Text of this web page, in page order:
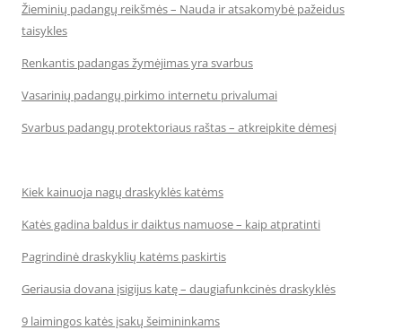
Žieminių padangų reikšmės – Nauda ir atsakomybė pažeidus
taisykles
Renkantis padangas žymėjimas yra svarbus
Vasarinių padangų pirkimo internetu privalumai
Svarbus padangų protektoriaus raštas – atkreipkite dėmesį
Kiek kainuoja nagų draskyklės katėms
Katės gadina baldus ir daiktus namuose – kaip atpratinti
Pagrindinė draskyklių katėms paskirtis
Geriausia dovana įsigijus katę – daugiafunkcinės draskyklės
9 laimingos katės įsakų šeimininkams